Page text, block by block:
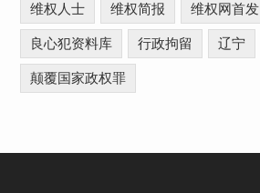
维权人士 维权简报 维权网首发
良心犯资料库 行政拘留 辽宁
颠覆国家政权罪